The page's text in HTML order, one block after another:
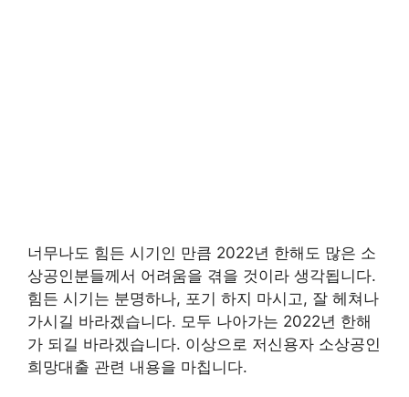
너무나도 힘든 시기인 만큼 2022년 한해도 많은 소
상공인분들께서 어려움을 겪을 것이라 생각됩니다.
힘든 시기는 분명하나, 포기 하지 마시고, 잘 헤쳐나
가시길 바라겠습니다. 모두 나아가는 2022년 한해
가 되길 바라겠습니다. 이상으로 저신용자 소상공인
희망대출 관련 내용을 마칩니다.